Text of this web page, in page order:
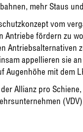
mehr Staus
vom
fördern zu
Antriebsalternativen
appellieren sie
Augenhöhe mit dem
Allianz pro